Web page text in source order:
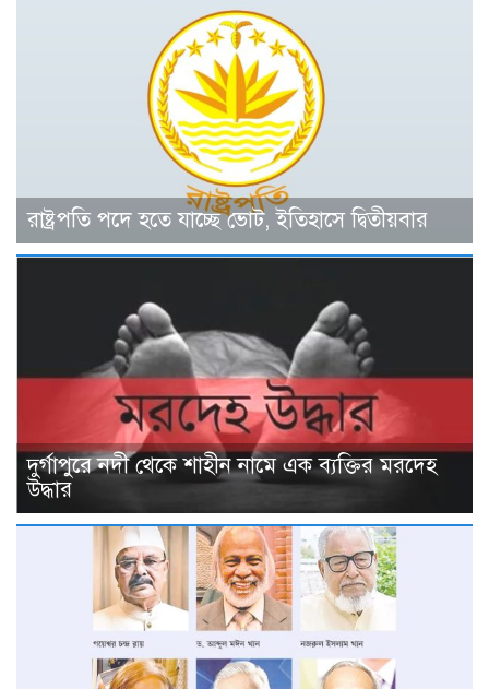
রাষ্ট্রপতি পদে হতে যাচ্ছে ভোট, ইতিহাসে দ্বিতীয়বার
দুর্গাপুরে নদী থেকে শাহীন নামে এক ব্যক্তির মরদেহ
উদ্ধার